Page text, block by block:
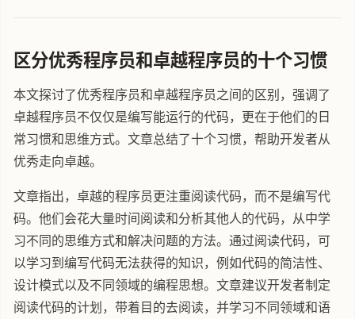
区分优秀程序员和卓越程序员的十个习惯
本文探讨了优秀程序员和卓越程序员之间的区别，强调了
卓越程序员不仅仅是编写能运行的代码，更在于他们的日
常习惯和思维方式。文章总结了十个习惯，帮助开发者从
优秀走向卓越。
文章指出，卓越的程序员更注重阅读代码，而不是编写代
码。他们会花大量时间阅读和分析其他人的代码，从中学
习不同的思维方式和解决问题的方法。通过阅读代码，可
以学习到编写代码无法获得的知识，例如代码的简洁性、
设计模式以及不同领域的编程思想。文章建议开发者制定
阅读代码的计划，带着目的去阅读，并学习不同领域和语